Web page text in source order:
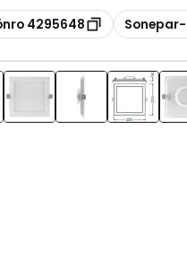
4295648 Kopioi